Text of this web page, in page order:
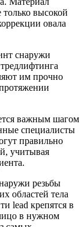
высокой
овала
снаружи
им прочно
важным шагом
специалисты
правильно
учитывая
резьбы
областей тела
lead крепятся в
в нужном